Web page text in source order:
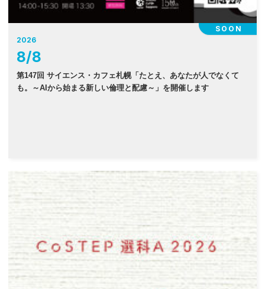
SOON
2026
8/8
第147回 サイエンス・カフェ札幌「たとえ、あなたが人でなくて
も。～AIから始まる新しい倫理と配慮～」を開催します